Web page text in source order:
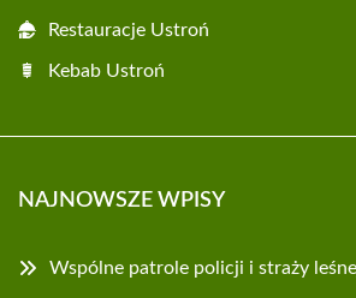
Restauracje Ustroń
Kebab Ustroń
NAJNOWSZE WPISY
Wspólne patrole policji i straży